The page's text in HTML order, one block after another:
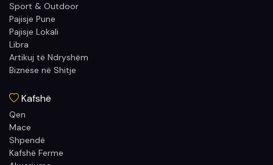
Sport & Outdoor
Pajisje Pune
Pajisje Lokali
Libra
Artikuj të Ndryshëm
Biznese në Shitje
Kafshë
Qen
Mace
Shpendë
Kafshë Ferme